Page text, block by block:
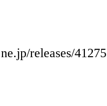
releases/